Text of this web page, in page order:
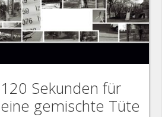
120 Sekunden für
eine gemischte Tüte